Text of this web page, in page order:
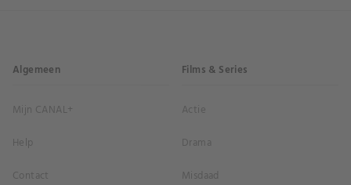
Algemeen
Mijn CANAL+
Help
Contact
Films & Series
Actie
Drama
Misdaad